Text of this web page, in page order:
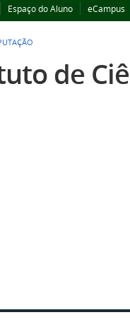
Espaço do Aluno eCampus
de